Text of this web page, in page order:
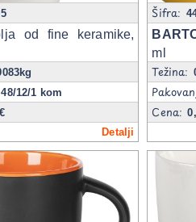
od fine keramike,
48/12/1 kom
Detalji
Šifra:
ml
Težina:
Cena: